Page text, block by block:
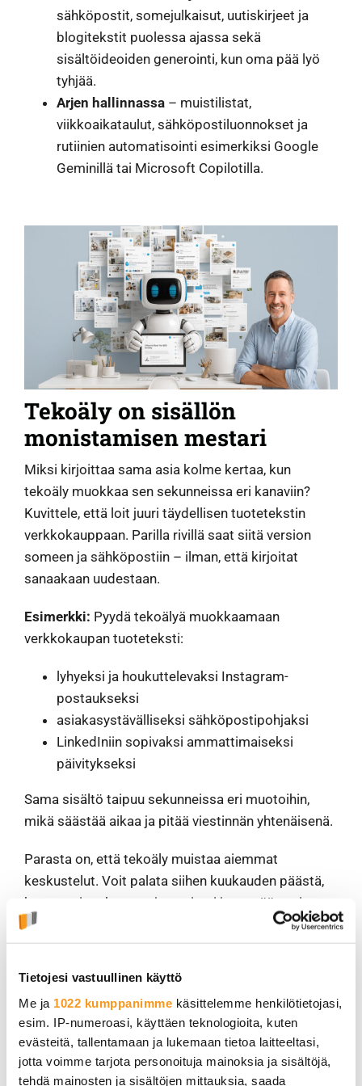
Tietojesi vastuullinen käyttö
Me ja 1022 kumppanimme käsittelemme henkilötietojasi,
esim. IP-numeroasi, käyttäen teknologioita, kuten
evästeitä, tallentamaan ja lukemaan tietoa laitteeltasi,
jotta voimme tarjota personoituja mainoksia ja sisältöjä,
tehdä mainosten ja sisältöjen mittauksia, saada
sähköpostit, somejulkaisut, uutiskirjeet ja
blogitekstit puolessa ajassa sekä
sisältöideoiden generointi, kun oma pää lyö
tyhjää.
Arjen hallinnassa– muistilistat,
viikkoaikataulut, sähköpostiluonnokset ja
rutiinien automatisointi esimerkiksi Google
Geminillä tai Microsoft Copilotilla.
Tekoäly on sisällön
monistamisen mestari
Miksi kirjoittaa sama asia kolme kertaa, kun
tekoäly muokkaa sen sekunneissa eri kanaviin?
Kuvittele, että loit juuri täydellisen tuotetekstin
verkkokauppaan. Parilla rivillä saat siitä version
someen ja sähköpostiin – ilman, että kirjoitat
sanaakaan uudestaan.
Esimerkki: Pyydä tekoälyä muokkaamaan
verkkokaupan tuoteteksti:
lyhyeksi ja houkuttelevaksi Instagram-
postaukseksi
asiakasystävälliseksi sähköpostipohjaksi
LinkedIniin sopivaksi ammattimaiseksi
päivitykseksi
Sama sisältö taipuu sekunneissa eri muotoihin,
mikä säästää aikaa ja pitää viestinnän yhtenäisenä.
Parasta on, että tekoäly muistaa aiemmat
keskustelut. Voit palata siihen kuukauden päästä,
kertoa miten kampanja onnistui ja pyytää uusia
ideoita seuraavaan vaiheeseen. Se on kuin
sparrauskumppani, joka ei koskaan väsy.
Muista! Tee aina sisällöstä
omanlaisesi
Tekoäly on loistava apuri alkuun pääsyssä, mutta
älä kopioi sen tuottamaa tekstiä suoraan käyttöön.